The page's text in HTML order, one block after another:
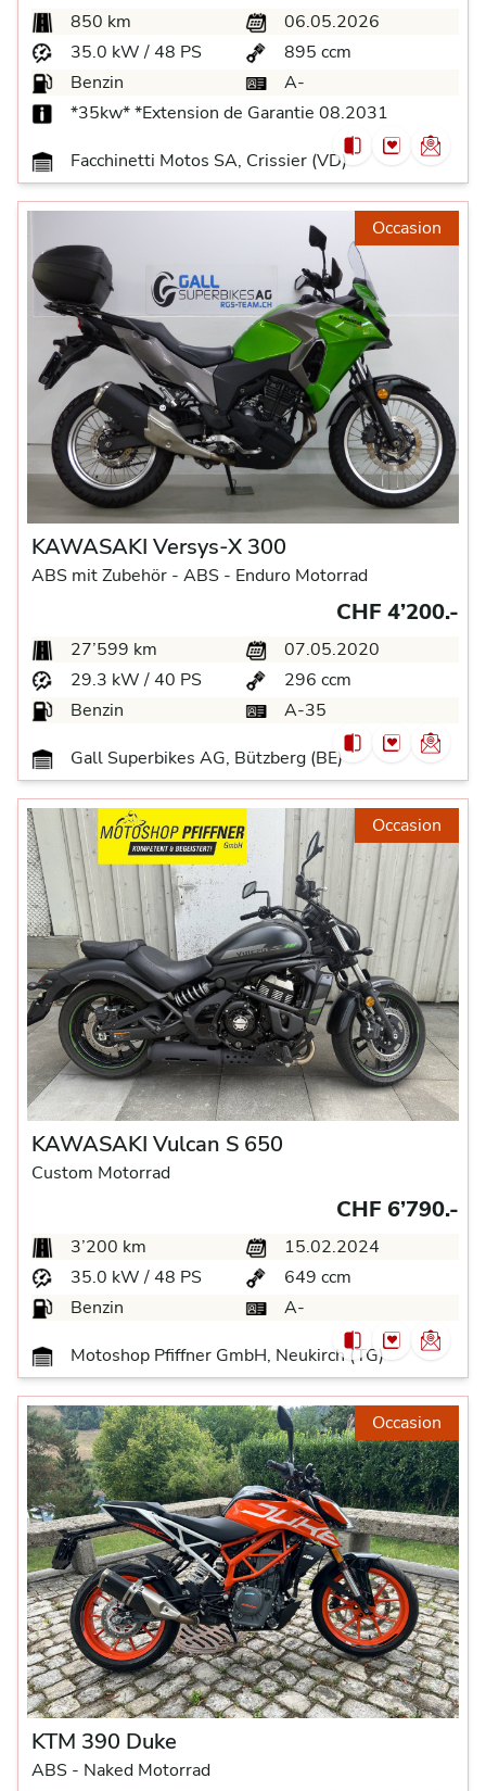
850 km
06.05.2026
35.0 kW / 48 PS
895 ccm
Benzin
A-
*35kw* *Extension de Garantie 08.2031
Facchinetti Motos SA, Crissier (VD)
Occasion
KAWASAKI Versys-X 300
ABS mit Zubehör - ABS - Enduro Motorrad
CHF 4’200.-
27’599 km
07.05.2020
29.3 kW / 40 PS
296 ccm
Benzin
A-35
Gall Superbikes AG, Bützberg (BE)
Occasion
KAWASAKI Vulcan S 650
Custom Motorrad
CHF 6’790.-
3’200 km
15.02.2024
35.0 kW / 48 PS
649 ccm
Benzin
A-
Motoshop Pfiffner GmbH, Neukirch (TG)
Occasion
KTM 390 Duke
ABS - Naked Motorrad